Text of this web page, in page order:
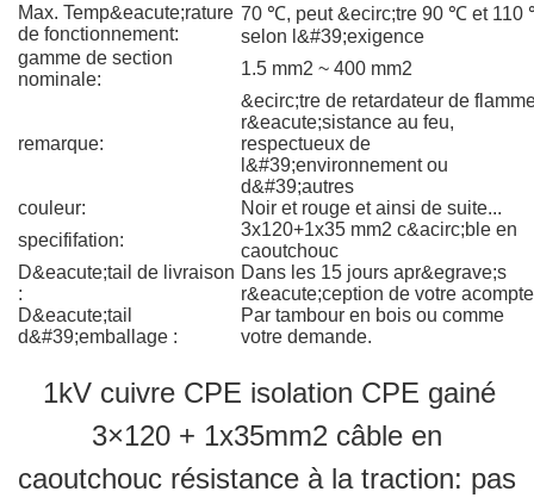
Max. Temp&eacute;rature
de fonctionnement:
70 ℃, peut &ecirc;tre 90 ℃ et 110
selon l&#39;exigence
gamme de section
nominale:
1.5 mm2 ~ 400 mm2
remarque:
&ecirc;tre de retardateur de
r&eacute;sistance au feu,
respectueux de
l&#39;environnement ou
d&#39;autres
couleur:
Noir et rouge et ainsi de suite...
specififation:
3x120+1x35 mm2 c&acirc;ble en
caoutchouc
D&eacute;tail de livraison
:
Dans les 15 jours apr&egrave;s
r&eacute;ception de votre acompte
D&eacute;tail
d&#39;emballage :
Par tambour en bois ou comme
votre demande.
1kV cuivre CPE isolation CPE gainé
3×120 + 1x35mm2 câble en
caoutchouc résistance à la traction: pas